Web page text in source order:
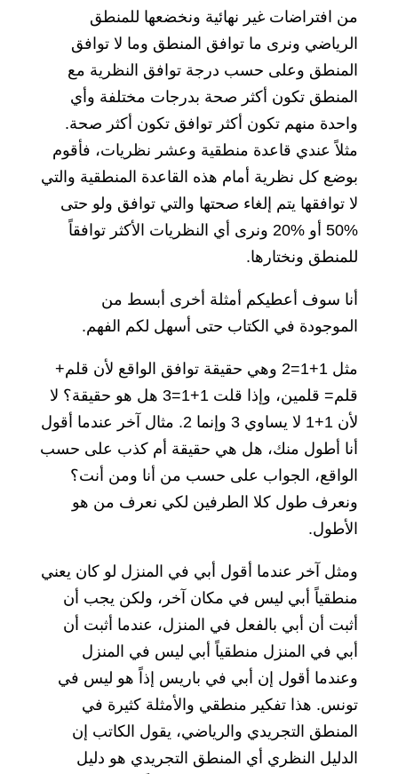
من افتراضات غير نهائية ونخضعها للمنطق
الرياضي ونرى ما توافق المنطق وما لا توافق
المنطق وعلى حسب درجة توافق النظرية مع
المنطق تكون أكثر صحة بدرجات مختلفة وأي
واحدة منهم تكون أكثر توافق تكون أكثر صحة.
مثلاً عندي قاعدة منطقية وعشر نظريات، فأقوم
بوضع كل نظرية أمام هذه القاعدة المنطقية والتي
لا توافقها يتم إلغاء صحتها والتي توافق ولو حتى
%50 أو %20 ونرى أي النظريات الأكثر توافقاً
للمنطق ونختارها.
أنا سوف أعطيكم أمثلة أخرى أبسط من
الموجودة في الكتاب حتى أسهل لكم الفهم.
مثل 1+1=2 وهي حقيقة توافق الواقع لأن قلم+
قلم= قلمين، وإذا قلت 1+1=3 هل هو حقيقة؟ لا
لأن 1+1 لا يساوي 3 وإنما 2. مثال آخر عندما أقول
أنا أطول منك، هل هي حقيقة أم كذب على حسب
الواقع، الجواب على حسب من أنا ومن أنت؟
ونعرف طول كلا الطرفين لكي نعرف من هو
الأطول.
ومثل آخر عندما أقول أبي في المنزل لو كان يعني
منطقياً أبي ليس في مكان آخر، ولكن يجب أن
أثبت أن أبي بالفعل في المنزل، عندما أثبت أن
أبي في المنزل منطقياً أبي ليس في المنزل
وعندما أقول إن أبي في باريس إذاً هو ليس في
تونس. هذا تفكير منطقي والأمثلة كثيرة في
المنطق التجريدي والرياضي، يقول الكاتب إن
الدليل النظري أي المنطق التجريدي هو دليل